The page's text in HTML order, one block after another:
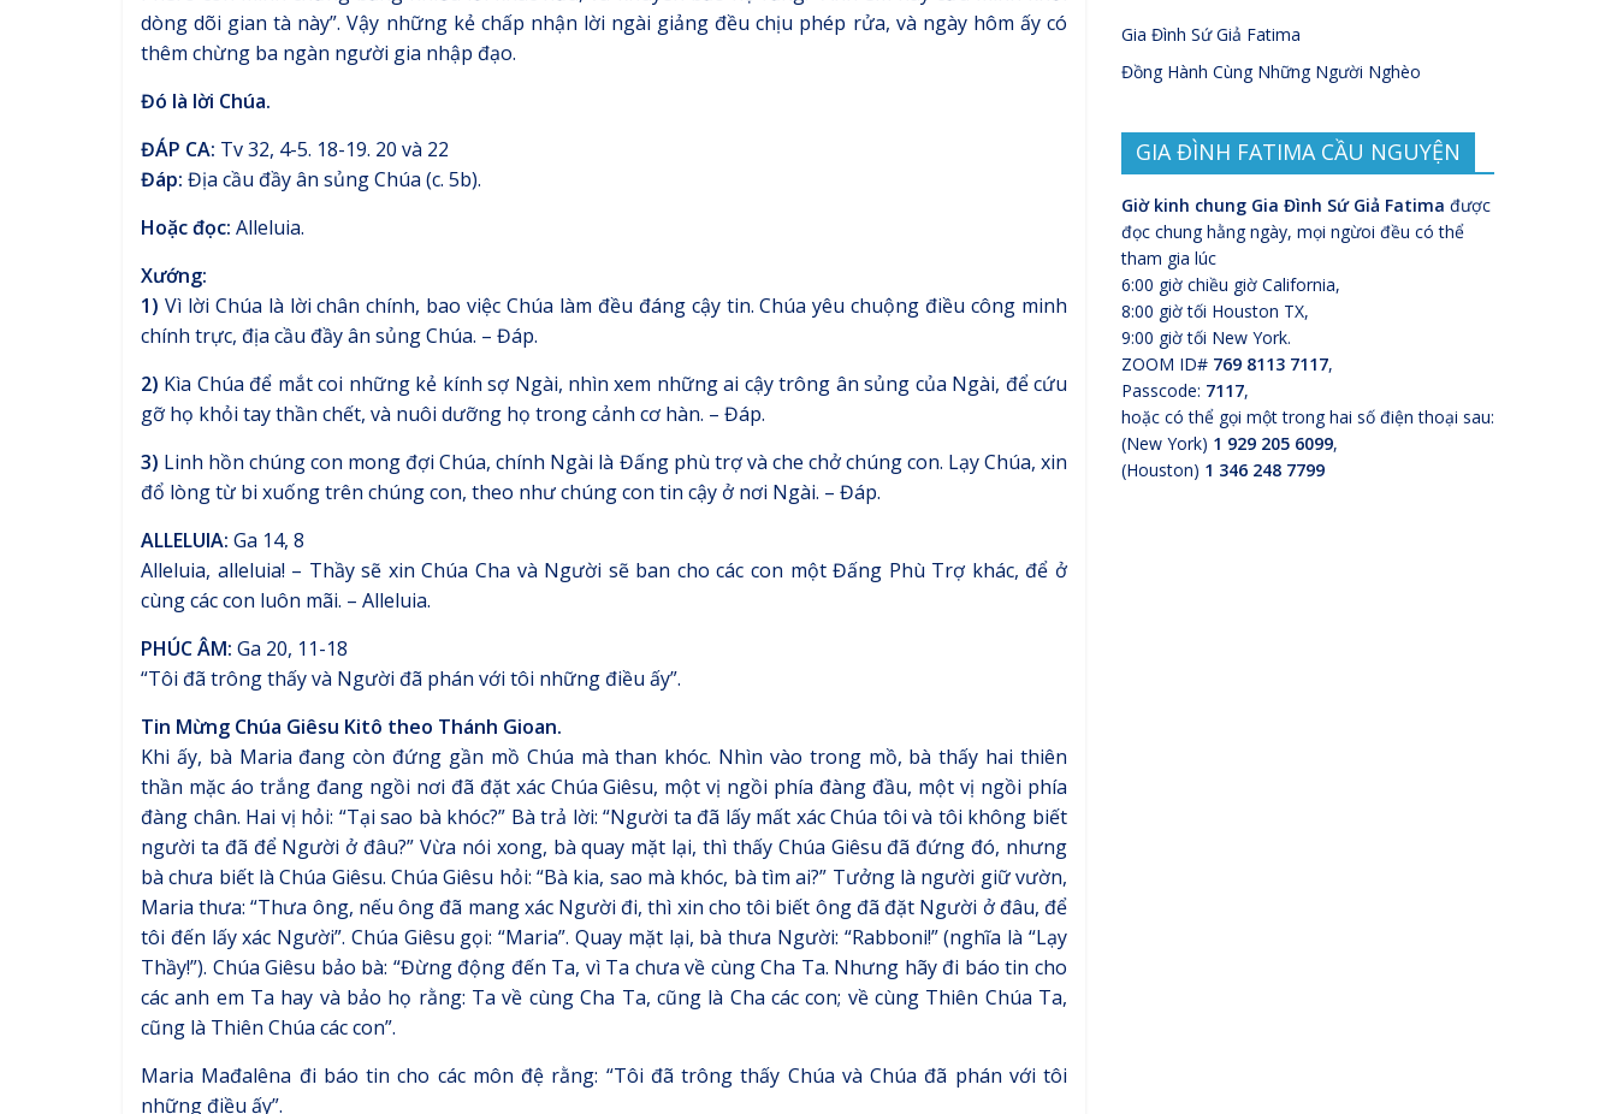
dòng dõi gian tà này”. Vậy những kẻ chấp nhận lời ngài giảng đều chịu phép rửa, và ngày hôm ấy có
thêm chừng ba ngàn người gia nhập đạo.
Đó là lời Chúa.
ĐÁP CA: Tv 32, 4-5. 18-19. 20 và 22
Đáp: Địa cầu đầy ân sủng Chúa (c. 5b).
Hoặc đọc: Alleluia.
Xướng:
1) Vì lời Chúa là lời chân chính, bao việc Chúa làm đều đáng cậy tin. Chúa yêu chuộng điều công minh
chính trực, địa cầu đầy ân sủng Chúa. – Đáp.
2) Kìa Chúa để mắt coi những kẻ kính sợ Ngài, nhìn xem những ai cậy trông ân sủng của Ngài, để cứu
gỡ họ khỏi tay thần chết, và nuôi dưỡng họ trong cảnh cơ hàn. – Đáp.
3) Linh hồn chúng con mong đợi Chúa, chính Ngài là Đấng phù trợ và che chở chúng con. Lạy Chúa, xin
đổ lòng từ bi xuống trên chúng con, theo như chúng con tin cậy ở nơi Ngài. – Đáp.
ALLELUIA: Ga 14, 8
Alleluia, alleluia! – Thầy sẽ xin Chúa Cha và Người sẽ ban cho các con một Đấng Phù Trợ khác, để ở
cùng các con luôn mãi. – Alleluia.
PHÚC ÂM: Ga 20, 11-18
“Tôi đã trông thấy và Người đã phán với tôi những điều ấy”.
Tin Mừng Chúa Giêsu Kitô theo Thánh Gioan.
Khi ấy, bà Maria đang còn đứng gần mồ Chúa mà than khóc. Nhìn vào trong mồ, bà thấy hai thiên
thần mặc áo trắng đang ngồi nơi đã đặt xác Chúa Giêsu, một vị ngồi phía đàng đầu, một vị ngồi phía
đàng chân. Hai vị hỏi: “Tại sao bà khóc?” Bà trả lời: “Người ta đã lấy mất xác Chúa tôi và tôi không biết
người ta đã để Người ở đâu?” Vừa nói xong, bà quay mặt lại, thì thấy Chúa Giêsu đã đứng đó, nhưng
bà chưa biết là Chúa Giêsu. Chúa Giêsu hỏi: “Bà kia, sao mà khóc, bà tìm ai?” Tưởng là người giữ vườn,
Maria thưa: “Thưa ông, nếu ông đã mang xác Người đi, thì xin cho tôi biết ông đã đặt Người ở đâu, để
tôi đến lấy xác Người”. Chúa Giêsu gọi: “Maria”. Quay mặt lại, bà thưa Người: “Rabboni!” (nghĩa là “Lạy
Thầy!”). Chúa Giêsu bảo bà: “Đừng động đến Ta, vì Ta chưa về cùng Cha Ta. Nhưng hãy đi báo tin cho
các anh em Ta hay và bảo họ rằng: Ta về cùng Cha Ta, cũng là Cha các con; về cùng Thiên Chúa Ta,
cũng là Thiên Chúa các con”.
Maria Mađalêna đi báo tin cho các môn đệ rằng: “Tôi đã trông thấy Chúa và Chúa đã phán với tôi
những điều ấy”.
Gia Đình Sứ Giả Fatima
Đồng Hành Cùng Những Người Nghèo
GIA ĐÌNH FATIMA CẦU NGUYỆN
Giờ kinh chung Gia Đình Sứ Giả Fatima được
đọc chung hằng ngày, mọi ngừoi đều có thể
tham gia lúc
6:00 giờ chiều giờ California,
8:00 giờ tối Houston TX,
9:00 giờ tối New York.
ZOOM ID# 769 8113 7117,
Passcode: 7117,
hoặc có thể gọi một trong hai số điện thoại sau:
(New York) 1 929 205 6099,
(Houston) 1 346 248 7799